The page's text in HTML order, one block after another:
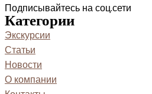
Подписывайтесь на соц.сети
Категории
Экскурсии
Статьи
Новости
О компании